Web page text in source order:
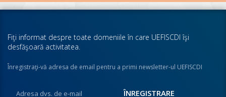
Fiţi informat despre toate domeniile în care UEFISCDI îşi
desfăşoară activitatea.
Înregistraţi-vă adresa de email pentru a primi newsletter-ul UEFISCDI